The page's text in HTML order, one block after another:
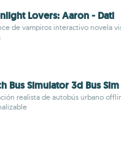
Lovers: Aaron - Dati
de vampiros interactivo novela
Bus Simulator 3d Bus Sim
realista de autobús urbano